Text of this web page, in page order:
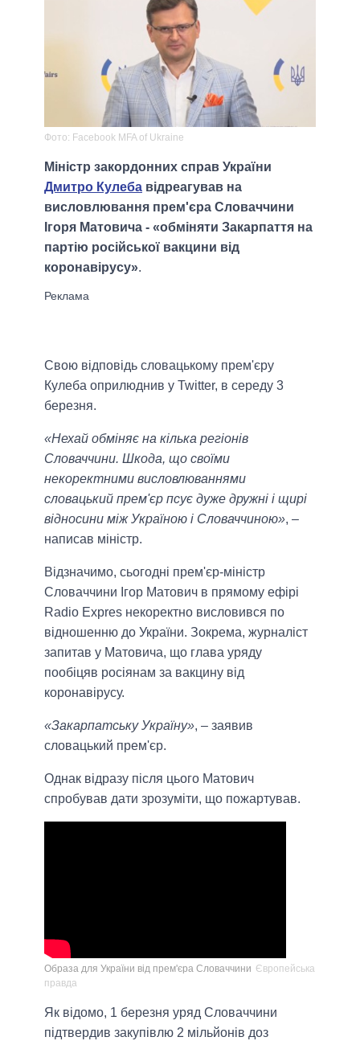
Фото: Facebook MFA of Ukraine
Міністр закордонних справ України
Дмитро Кулеба відреагував на
висловлювання прем'єра Словаччини
Ігоря Матовича - «обміняти Закарпаття на
партію російської вакцини від
коронавірусу».
Свою відповідь словацькому прем'єру
Кулеба оприлюднив у Twitter, в середу 3
березня.
«Нехай обміняє на кілька регіонів
Словаччини. Шкода, що своїми
некоректними висловлюваннями
словацький прем'єр псує дуже дружні і щирі
відносини між Україною і Словаччиною», –
написав міністр.
Відзначимо, сьогодні прем'єр-міністр
Словаччини Ігор Матович в прямому ефірі
Radio Expres некоректно висловився по
відношенню до України. Зокрема, журналіст
запитав у Матовича, що глава уряду
пообіцяв росіянам за вакцину від
коронавірусу.
«Закарпатську Україну», – заявив
словацький прем'єр.
Однак відразу після цього Матович
спробував дати зрозуміти, що пожартував.
Образа для України від прем'єра Словаччини Європейська
правда
Як відомо, 1 березня уряд Словаччини
підтвердив закупівлю 2 мільйонів доз